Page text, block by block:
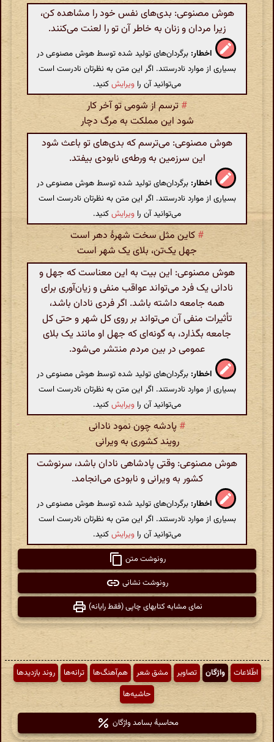
هوش مصنوعی: بدی‌های نفس خود را مشاهده کن،
زیرا مردان و زنان به خاطر آن تو را لعنت می‌کنند.
اخطار: برگردان‌های تولید شده توسط هوش مصنوعی در
بسیاری از موارد نادرستند. اگر این متن به نظرتان نادرست است
می‌توانید آن را ویرایشکنید.
#ترسم از شومی تو آخر کار
شود این مملکت به مرگ دچار
هوش مصنوعی: می‌ترسم که بدی‌های تو باعث شود
این سرزمین به ورطه‌ی نابودی بیفتد.
اخطار: برگردان‌های تولید شده توسط هوش مصنوعی در
بسیاری از موارد نادرستند. اگر این متن به نظرتان نادرست است
می‌توانید آن را ویرایشکنید.
# کاین مثل سخت شهرهٔ دهر است
جهل یک‌تن‌،‌ بلای یک شهر است
هوش مصنوعی: این بیت به این معناست که جهل و
نادانی یک فرد می‌تواند عواقب منفی و زیان‌آوری برای
همه جامعه داشته باشد. اگر فردی نادان باشد،
تأثیرات منفی آن می‌تواند بر روی کل شهر و حتی کل
جامعه بگذارد، به گونه‌ای که جهل او مانند یک بلای
عمومی در بین مردم منتشر می‌شود.
اخطار: برگردان‌های تولید شده توسط هوش مصنوعی در
بسیاری از موارد نادرستند. اگر این متن به نظرتان نادرست است
می‌توانید آن را ویرایشکنید.
# پادشه چون نمود نادانی
رویند کشوری به ویرانی
هوش مصنوعی: وقتی پادشاهی نادان باشد، سرنوشت
کشور به ویرانی و نابودی می‌انجامد.
اخطار: برگردان‌های تولید شده توسط هوش مصنوعی در
بسیاری از موارد نادرستند. اگر این متن به نظرتان نادرست است
می‌توانید آن را ویرایشکنید.
رونوشت متن
رونوشت نشانی
نمای مشابه کتابهای چاپی (فقط رایانه)
اطّلاعات واژگان تصاویر مشق شعر هم‌آهنگ‌ها ترانه‌ها
روند بازدیدها
حاشیه‌ها
محاسبهٔ بسامد واژگان